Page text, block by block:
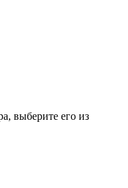
выберите его из